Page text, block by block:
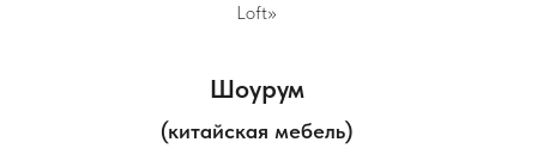
Loft»
Шоурум
(китайская мебель)